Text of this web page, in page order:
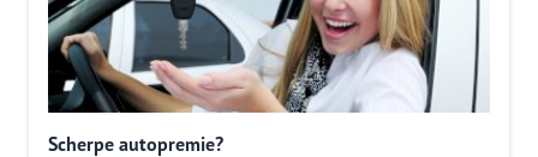
Scherpe autopremie?